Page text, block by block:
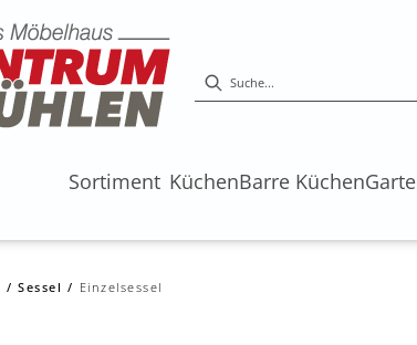
Sortiment KüchenBarre Küchen
Sessel Einzelsessel